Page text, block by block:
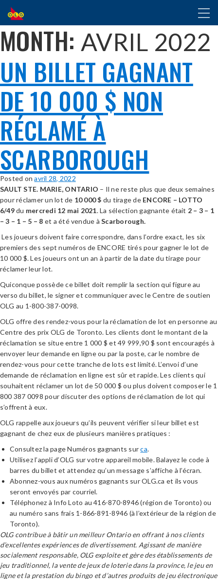
ALLER
AU
CONTENU
PRINCIPAL
MONTH: AVRIL 2022
UN BILLET GAGNANT
DE 10 000 $ NON
RÉCLAMÉ À
SCARBOROUGH
Posted onavril 28, 2022
SAULT STE. MARIE, ONTARIO – Il ne reste plus que deux semaines
pour réclamer un lot de 10 000 $ du tirage de ENCORE – LOTTO
6/49du mercredi 12 mai 2021. La sélection gagnante était 2 – 3 – 1
– 3 – 1 – 5 – 8 et a été vendue àScarborough.
Les joueurs doivent faire correspondre, dans l’ordre exact, les six
premiers des sept numéros de ENCORE tirés pour gagner le lot de
10 000 $. Les joueurs ont un an à partir de la date du tirage pour
réclamer leur lot.
Quiconque possède ce billet doit remplir la section qui figure au
verso du billet, le signer et communiquer avec le Centre de soutien
OLG au 1-800-387-0098.
OLG offre des rendez-vous pour la réclamation de lot en personne au
Centre des prix OLG de Toronto. Les clients dont le montant de la
réclamation se situe entre 1 000 $ et 49 999,90 $ sont encouragés à
envoyer leur demande en ligne ou par la poste, car le nombre de
rendez-vous pour cette tranche de lots est limité. L’envoi d’une
demande de réclamation en ligne est sûr et rapide. Les clients qui
souhaitent réclamer un lot de 50 000 $ ou plus doivent composer le 1
800 387 0098 pour discuter des options de réclamation de lot qui
s’offrent à eux.
OLG rappelle aux joueurs qu’ils peuvent vérifier si leur billet est
gagnant de chez eux de plusieurs manières pratiques :
Consultez la page Numéros gagnants surca.
Utilisez l’appli d’OLG sur votre appareil mobile. Balayez le code à
barres du billet et attendez qu’un message s’affiche à l’écran.
Abonnez-vous aux numéros gagnants sur OLG.ca et ils vous
seront envoyés par courriel.
Téléphonez à Info Loto au 416-870-8946 (région de Toronto) ou
au numéro sans frais 1-866-891-8946 (à l’extérieur de la région de
Toronto).
OLG contribue à bâtir un meilleur Ontario en offrant à nos clients
d’excellentes expériences de divertissement. Agissant de manière
socialement responsable, OLG exploite et gère des établissements de
jeu traditionnel, la vente de jeux de loterie dans la province, le jeu en
ligne et la prestation du bingo et d’autres produits de jeu électronique